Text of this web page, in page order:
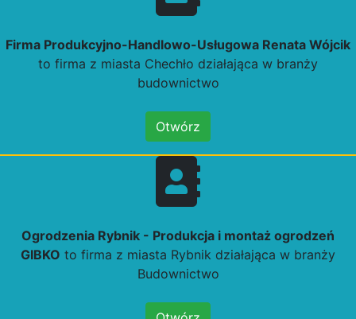
Firma Produkcyjno-Handlowo-Usługowa Renata Wójcik
to firma z miasta Chechło działająca w branży
budownictwo
Otwórz
Ogrodzenia Rybnik - Produkcja i montaż ogrodzeń
GIBKO to firma z miasta Rybnik działająca w branży
Budownictwo